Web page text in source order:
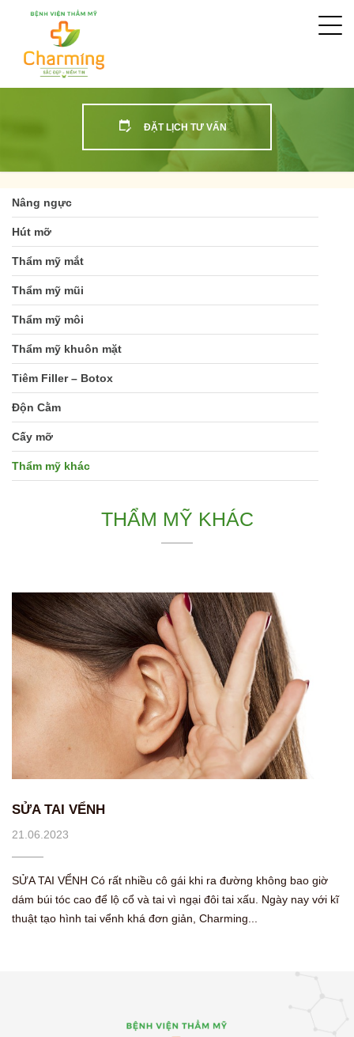
ĐẶT LỊCH TƯ VẤN
Nâng ngực
Hút mỡ
Thẩm mỹ mắt
Thẩm mỹ mũi
Thẩm mỹ môi
Thẩm mỹ khuôn mặt
Tiêm Filler – Botox
Độn Cằm
Cấy mỡ
Thẩm mỹ khác
THẨM MỸ KHÁC
SỬA TAI VỂNH
21.06.2023
SỬA TAI VỂNH Có rất nhiều cô gái khi ra đường không bao giờ
dám búi tóc cao để lộ cổ và tai vì ngại đôi tai xấu. Ngày nay với kĩ
thuật tạo hình tai vểnh khá đơn giản, Charming...